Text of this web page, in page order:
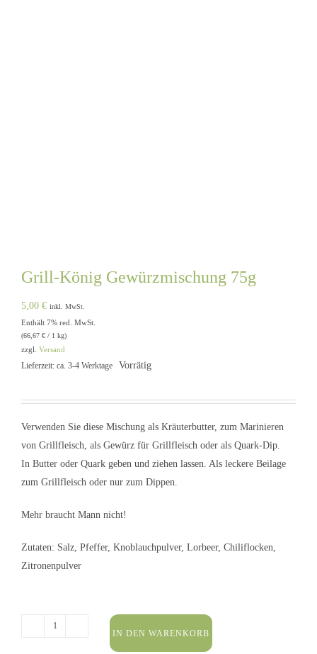
Grill-König Gewürzmischung 75g
5,00 € inkl. MwSt.
Enthält 7% red. MwSt.
(66,67 € / 1 kg)
zzgl. Versand
Lieferzeit: ca. 3-4 Werktage Vorrätig
Verwenden Sie diese Mischung als Kräuterbutter, zum Marinieren
von Grillfleisch, als Gewürz für Grillfleisch oder als Quark-Dip.
In Butter oder Quark geben und ziehen lassen. Als leckere Beilage
zum Grillfleisch oder nur zum Dippen.
Mehr braucht Mann nicht!
Zutaten: Salz, Pfeffer, Knoblauchpulver, Lorbeer, Chiliflocken,
Zitronenpulver
IN DEN WARENKORB